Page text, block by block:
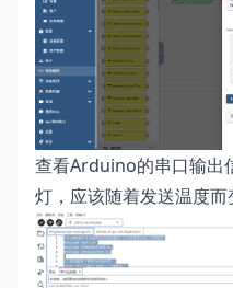
查看Arduino的串口输出
灯，应该随着发送温度而